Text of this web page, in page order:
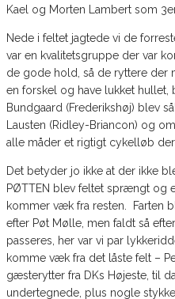
Kael og Morten Lambert som
Nede i feltet jagtede vi de
var en kvalitetsgruppe der var
de gode hold, så de ryttere der
en forskel og have lukket hullet,
Bundgaard (Frederikshøj) blev
Lausten (Ridley-Briancon) og
alle måder et rigtigt cykelløb
Det betyder jo ikke at der ikke
PØTTEN blev feltet sprængt og
kommer væk fra resten. Farten
efter Pøt Mølle, men faldt så
passeres, her var vi par
komme væk fra det låste felt –
gæsterytter fra DKs Højeste, til
undertegnede, plus nogle